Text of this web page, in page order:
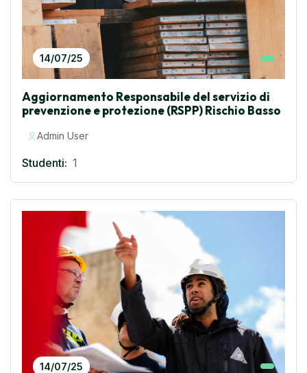
14/07/25
Aggiornamento Responsabile del servizio di
prevenzione e protezione (RSPP) Rischio Basso
Admin User
Studenti: 1
14/07/25